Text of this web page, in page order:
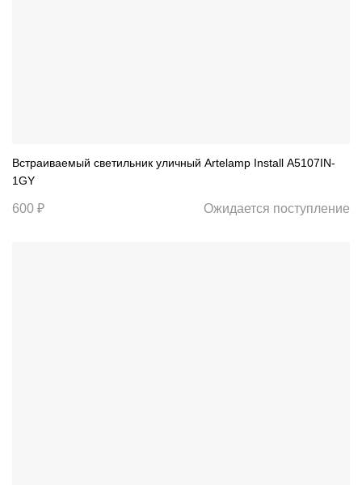
Встраиваемый светильник уличный Artelamp Install A5107IN-
1GY
600 ₽ Ожидается поступление